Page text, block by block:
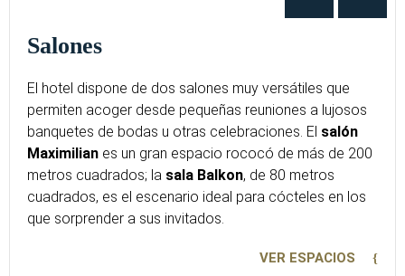
Salones
El hotel dispone de dos salones muy versátiles que
permiten acoger desde pequeñas reuniones a lujosos
banquetes de bodas u otras celebraciones. El salón
Maximilian es un gran espacio rococó de más de 200
metros cuadrados; la sala Balkon, de 80 metros
cuadrados, es el escenario ideal para cócteles en los
que sorprender a sus invitados.
VER ESPACIOS